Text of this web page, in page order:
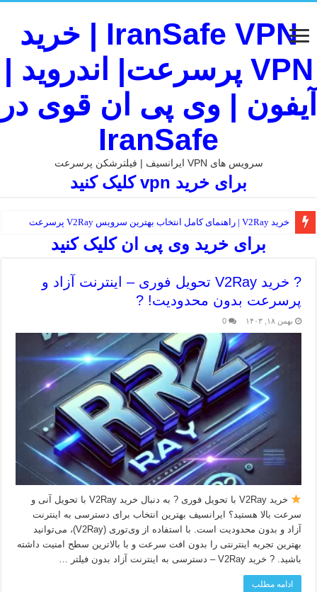
IranSafe VPN | خرید
VPN پرسرعت| اندروید |
آیفون | وی پی ان قوی در
IranSafe
سرویس های VPN ایرانسیف | فیلترشکن پرسرعت
برای خرید vpn کلیک کنید
خرید V2Ray | راهنمای کامل انتخاب بهترین سرویس V2Ray پرسرعت
برای خرید وی پی ان کلیک کنید
? خرید V2Ray تحویل فوری – اینترنت آزاد و
پرسرعت بدون محدودیت! ?
بهمن ۱۸, ۱۴۰۳ 0
خرید V2Ray با تحویل فوری ? به دنبال خرید V2Ray با تحویل آنی و
سرعت بالا هستید؟ ایرانسیف بهترین انتخاب برای دسترسی به اینترنت
آزاد و بدون محدودیت است. با استفاده از وی‌تو‌ری (V2Ray)، می‌توانید
بهترین تجربه اینترنتی را بدون افت سرعت و با بالاترین سطح امنیت داشته
باشید. ? خرید V2Ray – دسترسی به اینترنت آزاد بدون فیلتر …
ادامه مطلب